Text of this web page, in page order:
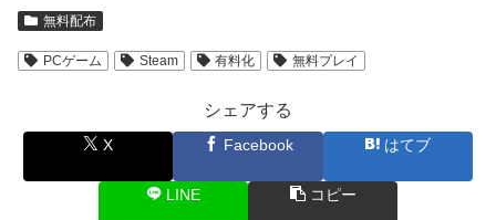
無料配布
PCゲーム Steam 有料化 無料プレイ
シェアする
X Facebook はてブ
LINE コピー